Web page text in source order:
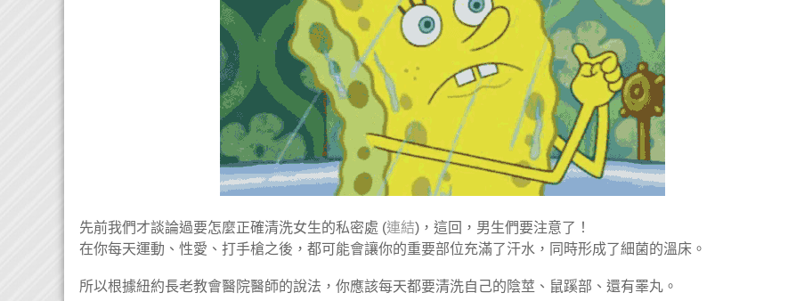
先前我們才談論過要怎麼正確清洗女生的私密處 (連結)，這回，男生們要注意了！
在你每天運動、性愛、打手槍之後，都可能會讓你的重要部位充滿了汗水，同時形成了細菌的溫床。
所以根據紐約長老教會醫院醫師的說法，你應該每天都要清洗自己的陰莖、鼠蹊部、還有睪丸。